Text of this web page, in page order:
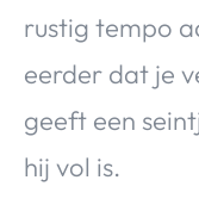
rustig tempo
eerder dat je
geeft een
hij vol is.